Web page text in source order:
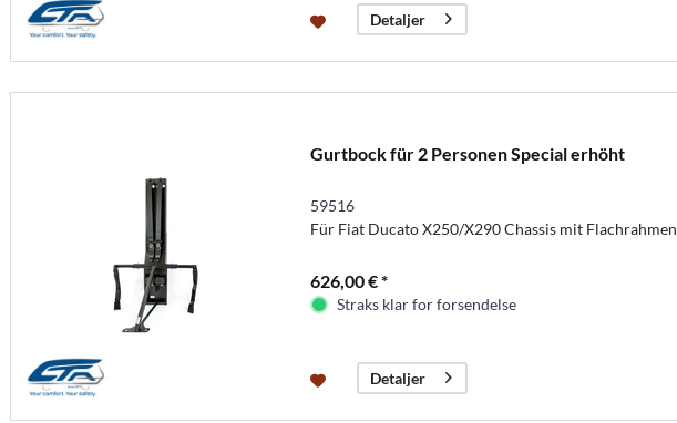
Detaljer
Gurtbock für 2 Personen Special erhöht
59516
Für Fiat Ducato X250/X290 Chassis mit Flachrahmen
626,00 € *
Straks klar for forsendelse
Detaljer